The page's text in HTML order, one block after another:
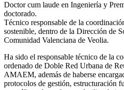
Doctor cum laude en Ingeniería y
doctorado.
Técnico responsable de la
sostenible, dentro de la Dirección de
Comunidad Valenciana de Veolia.
Ha sido el responsable técnico de la
ordenado de Doble Red Urbana de
AMAEM, además de haberse
protocolos de gestión, estructuración